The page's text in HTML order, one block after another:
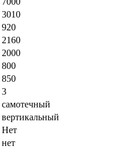
3010
920
2160
2000
800
850
3
самотечный
вертикальный
Нет
нет